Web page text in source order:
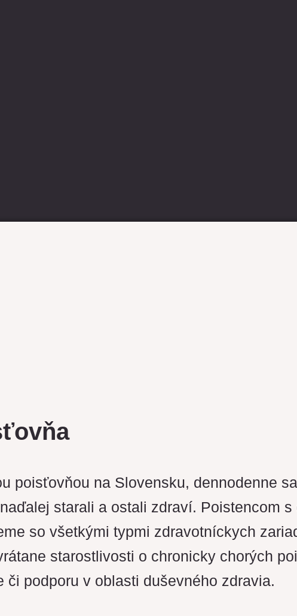
poisťovňou na Slovensku, dennodenne
starali a ostali zdraví. Poistencom
so všetkými typmi zdravotníckych
starostlivosti o chronicky chorých
podporu v oblasti duševného zdravia.